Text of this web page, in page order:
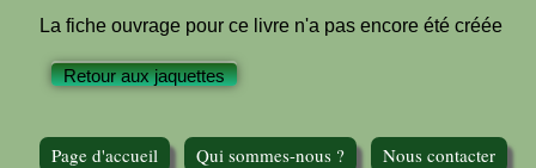
La fiche ouvrage pour ce livre n'a pas encore été créée
Retour aux jaquettes
Page d'accueil Qui sommes-nous ? Nous contacter